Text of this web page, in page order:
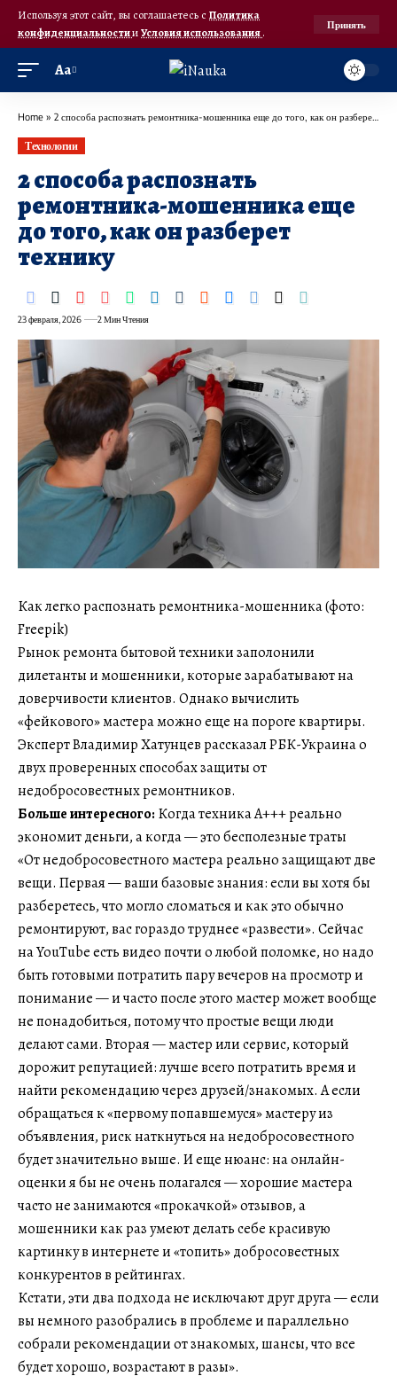
Используя этот сайт, вы соглашаетесь с Политика
конфиденциальностииУсловия использования.
Принять
Аа
Home » 2 способа распознать ремонтника-мошенника еще до того, как он разберет технику
Технологии
2 способа распознать
ремонтника-мошенника еще
до того, как он разберет
технику
23 февраля, 2026 2 Мин Чтения
Как легко распознать ремонтника-мошенника (фото:
Freepik)
Рынок ремонта бытовой техники заполонили
дилетанты и мошенники, которые зарабатывают на
доверчивости клиентов. Однако вычислить
«фейкового» мастера можно еще на пороге квартиры.
Эксперт Владимир Хатунцев рассказал РБК-Украина о
двух проверенных способах защиты от
недобросовестных ремонтников.
Больше интересного: Когда техника А+++ реально
экономит деньги, а когда — это бесполезные траты
«От недобросовестного мастера реально защищают две
вещи. Первая — ваши базовые знания: если вы хотя бы
разберетесь, что могло сломаться и как это обычно
ремонтируют, вас гораздо труднее «развести». Сейчас
на YouTube есть видео почти о любой поломке, но надо
быть готовыми потратить пару вечеров на просмотр и
понимание — и часто после этого мастер может вообще
не понадобиться, потому что простые вещи люди
делают сами. Вторая — мастер или сервис, который
дорожит репутацией: лучше всего потратить время и
найти рекомендацию через друзей/знакомых. А если
обращаться к «первому попавшемуся» мастеру из
объявления, риск наткнуться на недобросовестного
будет значительно выше. И еще нюанс: на онлайн-
оценки я бы не очень полагался — хорошие мастера
часто не занимаются «прокачкой» отзывов, а
мошенники как раз умеют делать себе красивую
картинку в интернете и «топить» добросовестных
конкурентов в рейтингах.
Кстати, эти два подхода не исключают друг друга — если
вы немного разобрались в проблеме и параллельно
собрали рекомендации от знакомых, шансы, что все
будет хорошо, возрастают в разы».